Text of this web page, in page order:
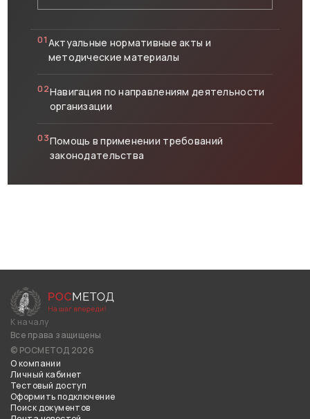
01Актуальные нормативные акты и
методические материалы
02Навигация по направлениям деятельности
организации
03Помощь в применении требований
законодательства
К началу
Все права защищены
© РОСМЕТОД 2026
О компании
Личный кабинет
Тестовый доступ
Оформить подключение
Поиск документов